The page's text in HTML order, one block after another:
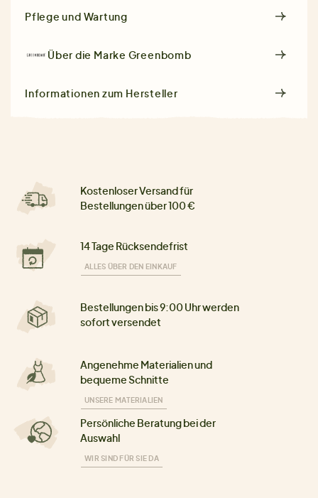
Pflege und Wartung
Über die Marke Greenbomb
Informationen zum Hersteller
Kostenloser Versand für
Bestellungen über 100 €
14 Tage Rücksendefrist
ALLES ÜBER DEN EINKAUF
Bestellungen bis 9:00 Uhr werden
sofort versendet
Angenehme Materialien und
bequeme Schnitte
UNSERE MATERIALIEN
Persönliche Beratung bei der
Auswahl
WIR SIND FÜR SIE DA